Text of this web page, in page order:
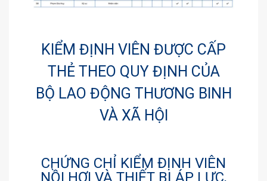
KIỂM ĐỊNH VIÊN ĐƯỢC CẤP
THẺ THEO QUY ĐỊNH CỦA
BỘ LAO ĐỘNG THƯƠNG BINH
VÀ XÃ HỘI
CHỨNG CHỈ KIỂM ĐỊNH VIÊN
NỒI HƠI VÀ THIẾT BỊ ÁP LỰC,